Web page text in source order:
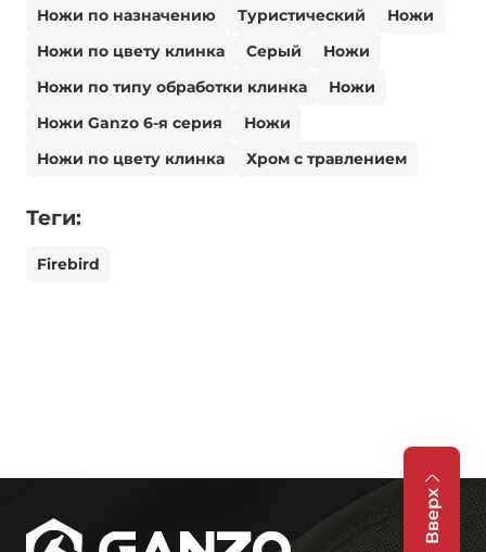
Ножи по назначению
Туристический
Ножи
Ножи по цвету клинка
Серый
Ножи
Ножи по типу обработки клинка
Ножи
Ножи Ganzo 6-я серия
Ножи
Ножи по цвету клинка
Хром с травлением
Теги:
Firebird
Вверх